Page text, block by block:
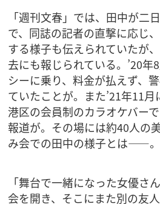
「週刊文春」では、田中が二
で、同誌の記者の直撃に応じ
する様子も伝えられていたが
去にも報じられている。’20年
シーに乗り、料金が払えず、
ていたことが。また’21年11月
港区の会員制のカラオケバー
報道が。その場には約40人の
み会での田中の様子とは――。
「舞台で一緒になった女優さ
会を開き、そこにまた別の友